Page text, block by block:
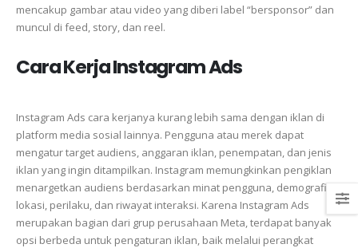
mencakup gambar atau video yang diberi label “bersponsor” dan
muncul di feed, story, dan reel.
Cara Kerja Instagram Ads
Instagram Ads cara kerjanya kurang lebih sama dengan iklan di
platform media sosial lainnya. Pengguna atau merek dapat
mengatur target audiens, anggaran iklan, penempatan, dan jenis
iklan yang ingin ditampilkan. Instagram memungkinkan pengiklan
menargetkan audiens berdasarkan minat pengguna, demografi,
lokasi, perilaku, dan riwayat interaksi. Karena Instagram Ads
merupakan bagian dari grup perusahaan Meta, terdapat banyak
opsi berbeda untuk pengaturan iklan, baik melalui perangkat